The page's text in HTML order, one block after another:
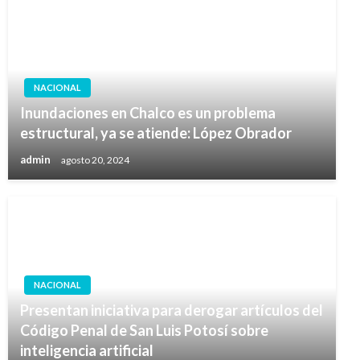
NACIONAL
Inundaciones en Chalco es un problema
estructural, ya se atiende: López Obrador
admin agosto 20, 2024
NACIONAL
Presentan iniciativa para derogar artículos del
Código Penal de San Luis Potosí sobre
inteligencia artificial